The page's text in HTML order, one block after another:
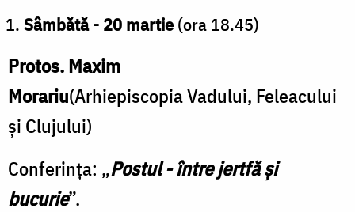
Sâmbătă - 20 martie (ora 18.45)
Protos. Maxim
Morariu(Arhiepiscopia Vadului, Feleacului
și Clujului)
Conferința: „Postul - între jertfă și
bucurie”.